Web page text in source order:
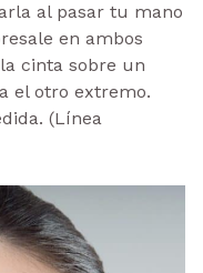
al pasar tu mano
en ambos
cinta sobre un
el otro extremo.
(Línea